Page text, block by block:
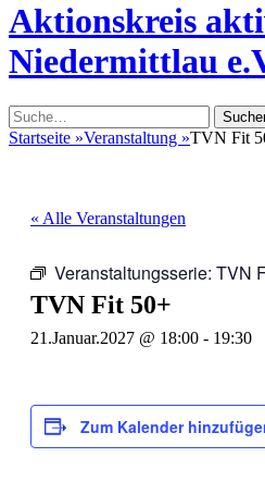
Aktionskreis
Niedermittlau
Suche
nach:
Startseite »Veranstaltung »TVN Fit
« Alle Veranstaltungen
Veranstaltungsserie: TVN
TVN Fit 50+
21.Januar.2027 @ 18:00 - 19:30
Zum Kalender